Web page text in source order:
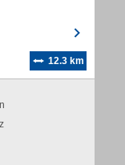
12.3 km